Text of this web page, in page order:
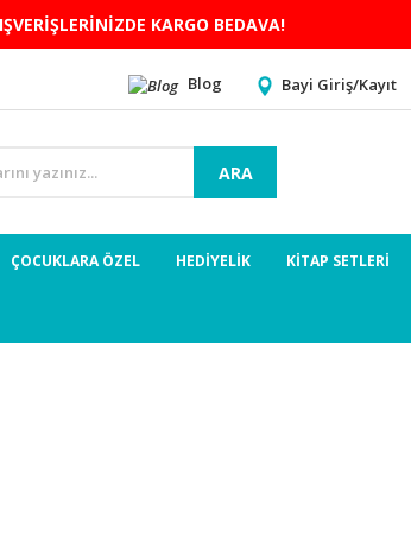
KARGO BEDAVA!
Blog Bayi Giriş/Kayıt
ARA
ÇOCUKLARA ÖZEL HEDİYELİK KİTAP SETLERİ